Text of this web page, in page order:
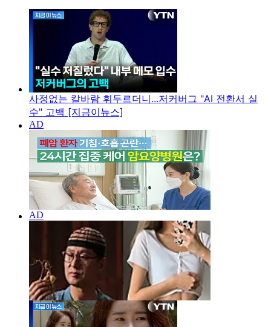
사정없는 칼바람 휘두르더니...저커버그 "AI 전환서 실
수" 고백 [지금이뉴스]